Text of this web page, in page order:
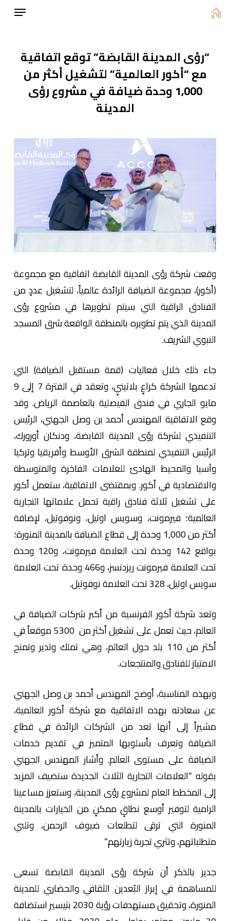
Skip
content
Menu
“رؤى المدينة القابضة” توقع اتفاقية
مع “أكور العالمية” لتشغيل أكثر من
1,000 وحدة ضيافة في مشروع رؤى
المدينة
وقعت شركة رؤى المدينة القابضة اتفاقية مع مجموعة
(أكور)، مجموعة الضيافة الرائدة عالمياً، لتشغيل عددٍ من
الفنادق الراقية التي سيتم تطويرها في مشروع رؤى
المدينة الذي يتم تطويره بالمنطقة الواقعة شرق المسجد
النبوي الشريف.
جاء ذلك خلال فعاليات (قمة مستقبل الضيافة) التي
تدعمها الشركة كراعٍ بلاتينيٍ، وتعقد في الفترة 7 إلى 9
مايو الجاري في فندق الفيصلية بالعاصمة الرياض. وقد
وقع الاتفاقية المهندس أحمد بن وصل الجهني، الرئيس
التنفيذي لشركة رؤى المدينة القابضة، ودنكان أورورك،
الرئيس التنفيذي لمنطقة الشرق الأوسط وأفريقيا وتركيا
وآسيا والمحيط الهادئ للعلامات الفاخرة والمتوسطة
والاقتصادية في أكور. وبمقتضى الاتفاقية، ستعمل أكور
على تشغيل ثلاثة فنادق راقية تحمل علاماتها التجارية
العالمية؛ فيرمونت، وسويس اوتيل، ونوفوتيل، لإضافة
أكثر من 1,000 وحدة إلى قطاع الضيافة بالمدينة المنورة؛
بواقع 142 وحدة تحت العلامة فيرمونت، و120 وحدة
تحت العلامة فيرمونت ريزدنسز، و466 وحدة تحت العلامة
سويس اوتيل، 328 تحت العلامة نوفوتيل.
وتعد شركة أكور الفرنسية من أكبر شركات الضيافة في
العالم، حيث تعمل على تشغيل أكثر من 5300 موقعاً في
أكثر من 110 بلد حول العالم، وهي تملك وتدير وتمنح
الامتياز للفنادق والمنتجعات.
وبهذه المناسبة، أوضح المهندس أحمد بن وصل الجهني
عن سعادته بهذه الاتفاقية مع شركة أكور العالمية،
مشيراً إلى أنها تعد من الشركات الرائدة في قطاع
الضيافة وتعرف بأسلوبها المتميز في تقديم خدمات
الضيافة على مستوى العالم. وأشار المهندس الجهني
بقوله “العلامات التجارية الثلاث الجديدة ستضيف المزيد
إلى المخطط العام لمشروع رؤى المدينة، وستعزز مساعينا
الرامية لتوفير أوسع نطاقٍ ممكنٍ من الخيارات بالمدينة
المنورة التي ترقى لتطلعات ضيوف الرحمن، وتلبي
متطلباتهم، وتثري تجربة زيارتهم.”
جدير بالذكر أن شركة رؤى المدينة القابضة تسعى
للمساهمة في إبراز البُعدين الثقافي والحضاري للمدينة
المنورة، وتحقيق مستهدفات رؤية 2030 بتيسير استضافة